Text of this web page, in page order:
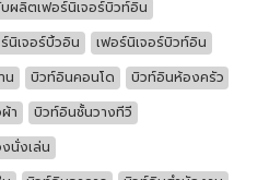
ผลิตเฟอร์นิเจอร์บิวท์อิน
นิเจอร์บิ้วอิน
เฟอร์นิเจอร์บิวท์อิน
น บิวท์อินคอนโด
บิวท์อินห้องครัว
า
บิวท์อินชั้นวางทีวี
นั่งเล่น